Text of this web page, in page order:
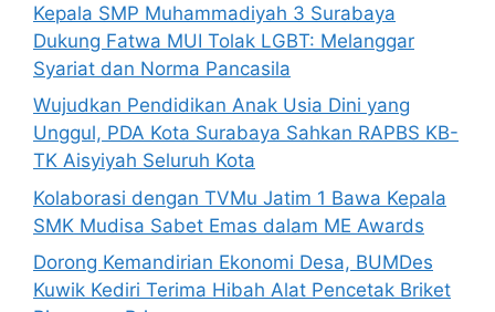
Kepala SMP Muhammadiyah 3 Surabaya
Dukung Fatwa MUI Tolak LGBT: Melanggar
Syariat dan Norma Pancasila
Wujudkan Pendidikan Anak Usia Dini yang
Unggul, PDA Kota Surabaya Sahkan RAPBS KB-
TK Aisyiyah Seluruh Kota
Kolaborasi dengan TVMu Jatim 1 Bawa Kepala
SMK Mudisa Sabet Emas dalam ME Awards
Dorong Kemandirian Ekonomi Desa, BUMDes
Kuwik Kediri Terima Hibah Alat Pencetak Briket